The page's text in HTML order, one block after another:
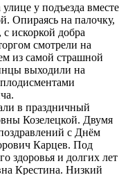
у подъезда вместе
Опираясь на палочку,
искоркой добра
смотрели на
из самой страшной
выходили на
в праздничный
Козелецкой. Двумя
с Днём
Карцев. Под
здоровья и долгих лет
Крестина. Низкий